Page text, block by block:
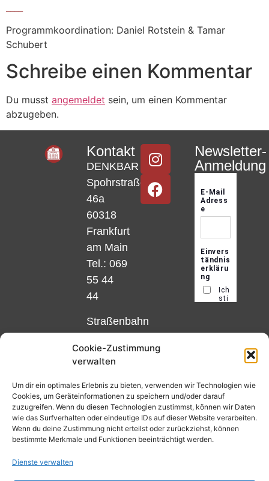
Cookie-Zustimmung
verwalten
Um dir ein optimales Erlebnis zu bieten, verwenden wir Technologien wie
Cookies, um Geräteinformationen zu speichern und/oder darauf
zuzugreifen. Wenn du diesen Technologien zustimmst, können wir Daten
wie das Surfverhalten oder eindeutige IDs auf dieser Website verarbeiten.
Wenn du deine Zustimmung nicht erteilst oder zurückziehst, können
bestimmte Merkmale und Funktionen beeinträchtigt werden.
Dienste verwalten
Programmkoordination: Daniel Rotstein & Tamar
Schubert
Schreibe einen Kommentar
Du musst angemeldet sein, um einen Kommentar
abzugeben.
Kontakt
DENKBAR
Spohrstraße
46a
60318
Frankfurt
am Main
Tel.: 069
55 44
44
Straßenbahn
und 12,
Matthias-
Beltz-
Platz
oder
Newsletter-
Anmeldung